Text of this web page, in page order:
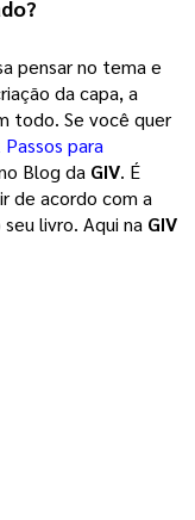
?
pensar no tema e
da capa, a
todo. Se você quer
Passos para
Blog da GIV. É
de acordo com a
livro. Aqui na GIV